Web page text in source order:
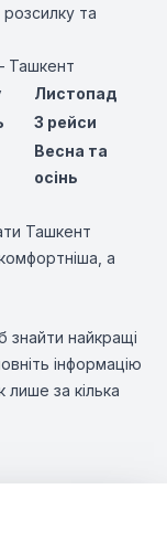
розсилку та
Ташкент
Листопад
3 рейси
Весна та
осінь
Ташкент
а
знайти найкращі
інформацію
за кілька